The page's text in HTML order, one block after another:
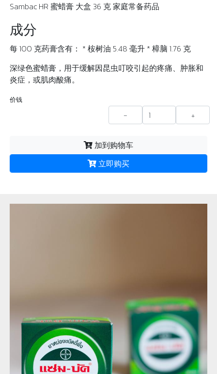
Sambac HR 蜜蜡膏 大盒 36 克 家庭常备药品
成分
每 100 克药膏含有： * 桉树油 5.48 毫升 * 樟脑 1.76 克
深绿色蜜蜡膏，用于缓解因昆虫叮咬引起的疼痛、肿胀和
炎症，或肌肉酸痛。
价钱
- +
加到购物车
立即购买